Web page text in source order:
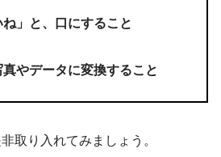
」と、口にすること
やデータに変換すること
取り入れてみましょう。